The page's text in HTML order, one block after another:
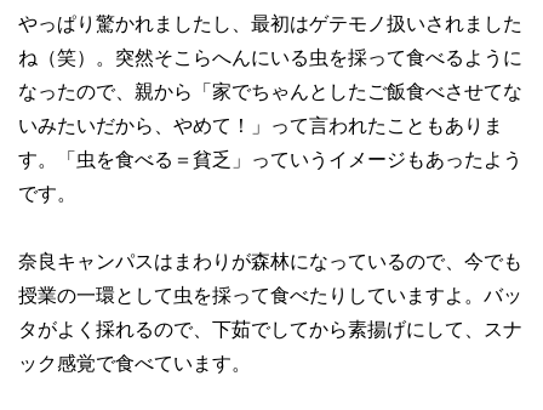
やっぱり驚かれましたし、最初はゲテモノ扱いされました
ね（笑）。突然そこらへんにいる虫を採って食べるように
なったので、親から「家でちゃんとしたご飯食べさせてな
いみたいだから、やめて！」って言われたこともありま
す。「虫を食べる＝貧乏」っていうイメージもあったよう
です。
奈良キャンパスはまわりが森林になっているので、今でも
授業の一環として虫を採って食べたりしていますよ。バッ
タがよく採れるので、下茹でしてから素揚げにして、スナ
ック感覚で食べています。